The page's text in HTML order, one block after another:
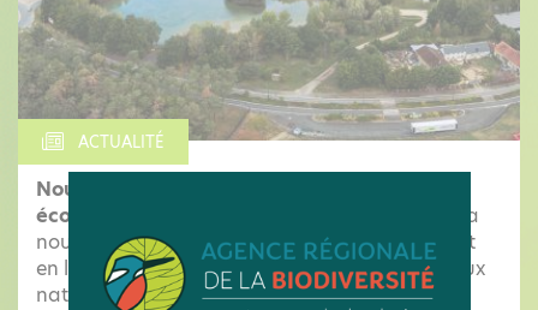
ACTUALITÉ
Nouvelle infographie : biodiversité et
économie en Centre-Val de Loire
Découvrez la
nouvelle infographie de l'Observatoire mettant
en lumière les pressions qui menacent les milieux
naturels et les espèces locales, ainsi...